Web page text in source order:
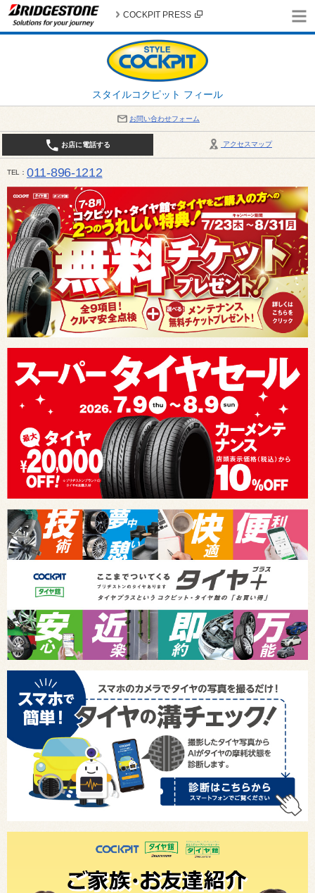
スタイルコクピット フィール
COCKPIT PRESS
お問い合わせフォーム
アクセスマップ
お店に電話する
TEL 011-896-1212
平日・日・祝日：作業受付10:00～17:30 、商談受付は10:00～18:00 まで 営業時間は10:00～
受け出来ない場合がございます。店舗までお問い合わせください。電話も込み合うことが予想さ
日：2026年8月の定休日 毎週 火曜日と水曜日 8月10日(月曜日) から 8月14日(金曜